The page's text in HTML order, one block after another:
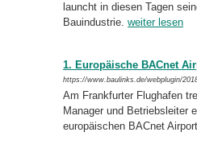
launcht in diesen Tagen
Bauindustrie. weiter lesen
1. Europäische BACnet
https://www.baulinks.de/webplugin/
Am Frankfurter Flughafen
Manager und Betriebsleiter
europäischen BACnet